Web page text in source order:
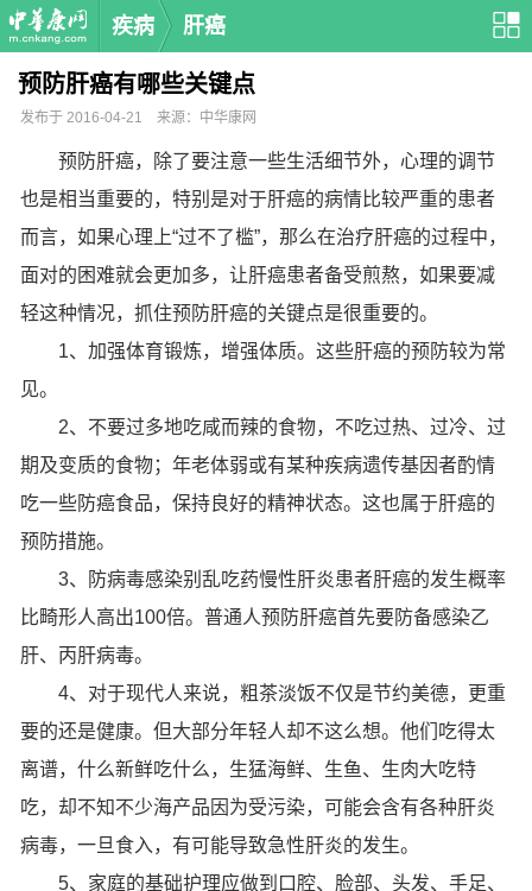
疾病 肝癌
预防肝癌有哪些关键点
发布于 2016-04-21 来源：中华康网
预防肝癌，除了要注意一些生活细节外，心理的调节
也是相当重要的，特别是对于肝癌的病情比较严重的患者
而言，如果心理上“过不了槛”，那么在治疗肝癌的过程中，
面对的困难就会更加多，让肝癌患者备受煎熬，如果要减
轻这种情况，抓住预防肝癌的关键点是很重要的。
1、加强体育锻炼，增强体质。这些肝癌的预防较为常
见。
2、不要过多地吃咸而辣的食物，不吃过热、过冷、过
期及变质的食物；年老体弱或有某种疾病遗传基因者酌情
吃一些防癌食品，保持良好的精神状态。这也属于肝癌的
预防措施。
3、防病毒感染别乱吃药慢性肝炎患者肝癌的发生概率
比畸形人高出100倍。普通人预防肝癌首先要防备感染乙
肝、丙肝病毒。
4、对于现代人来说，粗茶淡饭不仅是节约美德，更重
要的还是健康。但大部分年轻人却不这么想。他们吃得太
离谱，什么新鲜吃什么，生猛海鲜、生鱼、生肉大吃特
吃，却不知不少海产品因为受污染，可能会含有各种肝炎
病毒，一旦食入，有可能导致急性肝炎的发生。
5、家庭的基础护理应做到口腔、脸部、头发、手足、